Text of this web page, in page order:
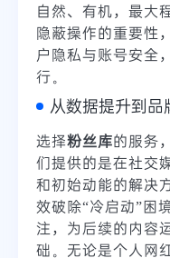
自然、有机，最大
隐蔽操作的重要性
户隐私与账号安全
行。
从数据提升到品
选择粉丝库的服务
们提供的是在社交
和初始动能的解决
效破除“冷启动”困
注，为后续的内容
础。无论是个人网